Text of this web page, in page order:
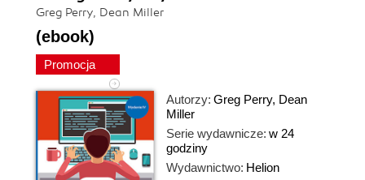
Greg Perry, Dean Miller
(ebook)
Promocja
Autorzy: Greg Perry, Dean
Miller
Serie wydawnicze: w 24
godziny
Wydawnictwo: Helion